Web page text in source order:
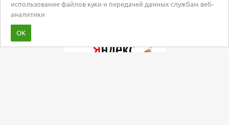
использование файлов куки и передачей данных службам веб-
аналитики
ОК